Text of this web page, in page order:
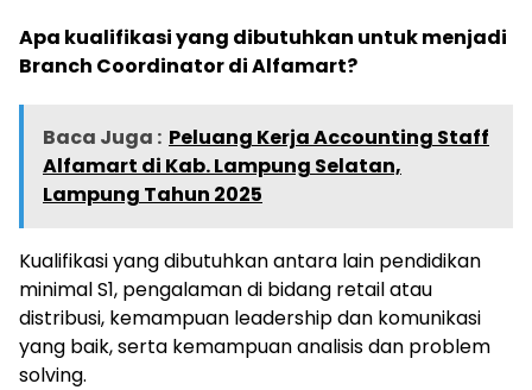
Apa kualifikasi yang dibutuhkan untuk menjadi
Branch Coordinator di Alfamart?
Baca Juga : Peluang Kerja Accounting Staff
Alfamart di Kab. Lampung Selatan,
Lampung Tahun 2025
Kualifikasi yang dibutuhkan antara lain pendidikan
minimal S1, pengalaman di bidang retail atau
distribusi, kemampuan leadership dan komunikasi
yang baik, serta kemampuan analisis dan problem
solving.